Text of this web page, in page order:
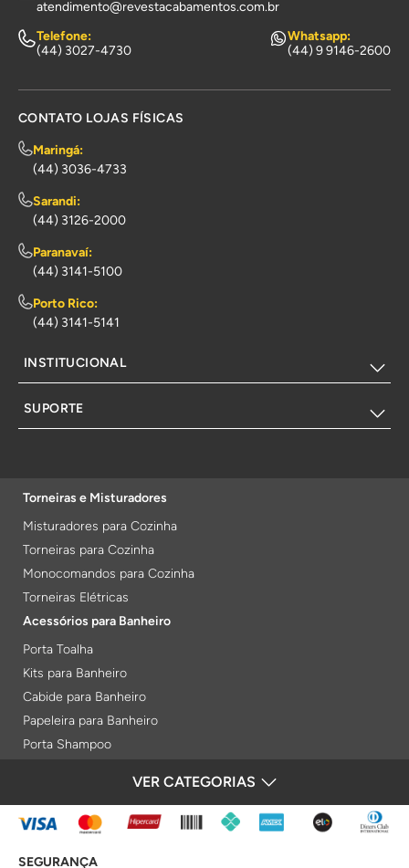
atendimento@revestacabamentos.com.br
Telefone:
(44) 3027-4730
Whatsapp:
(44) 9 9146-2600
CONTATO LOJAS FÍSICAS
Maringá:
(44) 3036-4733
Sarandi:
(44) 3126-2000
Paranavaí:
(44) 3141-5100
Porto Rico:
(44) 3141-5141
INSTITUCIONAL
SUPORTE
Torneiras e Misturadores
Misturadores para Cozinha
Torneiras para Cozinha
Monocomandos para Cozinha
Torneiras Elétricas
Acessórios para Banheiro
Porta Toalha
Kits para Banheiro
Cabide para Banheiro
Papeleira para Banheiro
Porta Shampoo
Porta Toalha Aquecido
Gabinetes para Banheiro
Lixeiras
VER CATEGORIAS
FORMAS DE PAGAMENTO
SEGURANÇA